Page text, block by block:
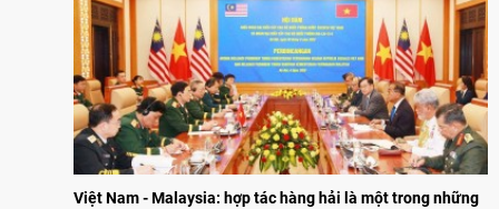
và mở rộng hợp tác phát triển giữa hai nước.
Việt Nam - Malaysia: hợp tác hàng hải là một trong những